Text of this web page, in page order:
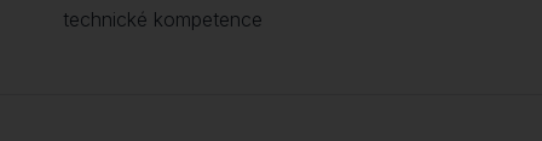
technické kompetence